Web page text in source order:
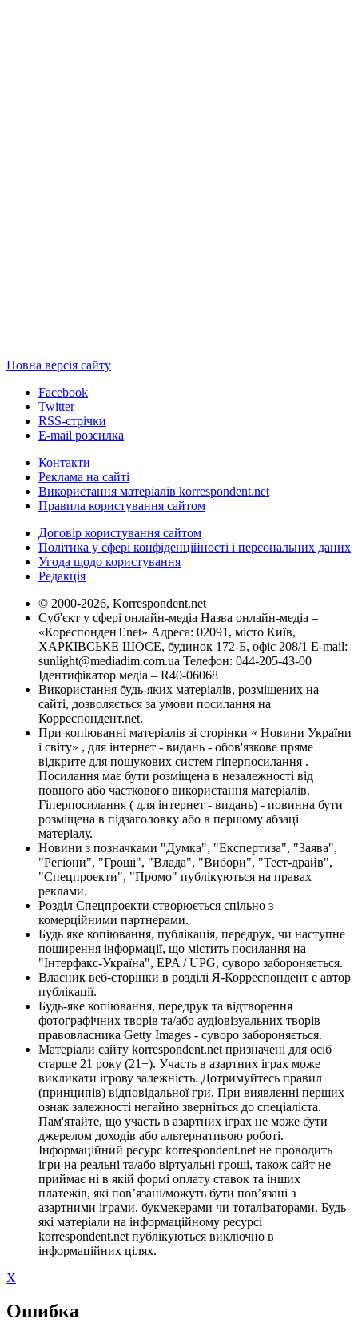
Повна версія сайту
Facebook
Twitter
RSS-стрічки
E-mail розсилка
Контакти
Реклама на сайті
Використання матеріалів korrespondent.net
Правила користування сайтом
Договір користування сайтом
Політика у сфері конфіденційності і персональних даних
Угода щодо користування
Редакція
© 2000-2026, Korrespondent.net
Суб'єкт у сфері онлайн-медіа Назва онлайн-медіа –
«КореспонденТ.net» Адреса: 02091, місто Київ,
ХАРКІВСЬКЕ ШОСЕ, будинок 172-Б, офіс 208/1 E-mail:
sunlight@mediadim.com.ua Телефон: 044-205-43-00
Ідентифікатор медіа – R40-06068
Використання будь-яких матеріалів, розміщених на
сайті, дозволяється за умови посилання на
Корреспондент.net.
При копіюванні матеріалів зі сторінки « Новини України
і світу» , для інтернет - видань - обов'язкове пряме
відкрите для пошукових систем гіперпосилання .
Посилання має бути розміщена в незалежності від
повного або часткового використання матеріалів.
Гіперпосилання ( для інтернет - видань) - повинна бути
розміщена в підзаголовку або в першому абзаці
матеріалу.
Новини з позначками "Думка", "Експертиза", "Заява",
"Регіони", "Гроші", "Влада", "Вибори", "Тест-драйв",
"Спецпроекти", "Промо" публікуються на правах
реклами.
Розділ Спецпроекти створюється спільно з
комерційними партнерами.
Будь яке копіювання, публікація, передрук, чи наступне
поширення інформації, що містить посилання на
"Інтерфакс-Україна", EPA / UPG, суворо забороняється.
Власник веб-сторінки в розділі Я-Корреспондент є автор
публікації.
Будь-яке копіювання, передрук та відтворення
фотографічних творів та/або аудіовізуальних творів
правовласника Getty Images - суворо забороняється.
Матеріали сайту korrespondent.net призначені для осіб
старше 21 року (21+). Участь в азартних іграх може
викликати ігрову залежність. Дотримуйтесь правил
(принципів) відповідальної гри. При виявленні перших
ознак залежності негайно зверніться до спеціаліста.
Пам'ятайте, що участь в азартних іграх не може бути
джерелом доходів або альтернативою роботі.
Інформаційний ресурс korrespondent.net не проводить
ігри на реальні та/або віртуальні гроші, також сайт не
приймає ні в якій формі оплату ставок та інших
платежів, які пов’язані/можуть бути пов’язані з
азартними іграми, букмекерами чи тоталізаторами. Будь-
які матеріали на інформаційному ресурсі
korrespondent.net публікуються виключно в
інформаційних цілях.
X
Ошибка